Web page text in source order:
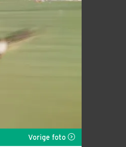
Vorige foto